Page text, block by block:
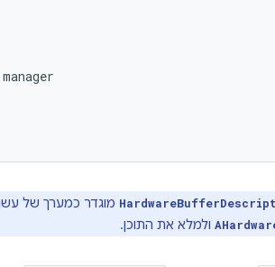
manager
מוגדר כמערך של עשר מילים באורך 32
ולמלא את התוכן.